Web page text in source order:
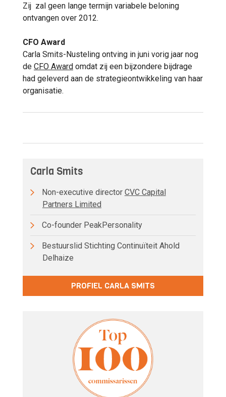
Zij zal geen lange termijn variabele beloning
ontvangen over 2012.
CFO Award
Carla Smits-Nusteling ontving in juni vorig jaar nog
de CFO Award omdat zij een bijzondere bijdrage
had geleverd aan de strategieontwikkeling van haar
organisatie.
Carla Smits
Non-executive director CVC Capital
Partners Limited
Co-founder PeakPersonality
Bestuurslid Stichting Continuïteit Ahold
Delhaize
PROFIEL CARLA SMITS